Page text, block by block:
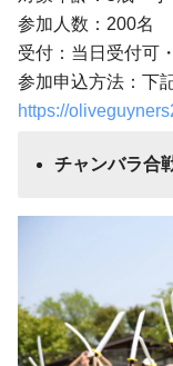
参加人数：200名
受付：当日受付可
参加申込方法：下
https://
チャンバラ合